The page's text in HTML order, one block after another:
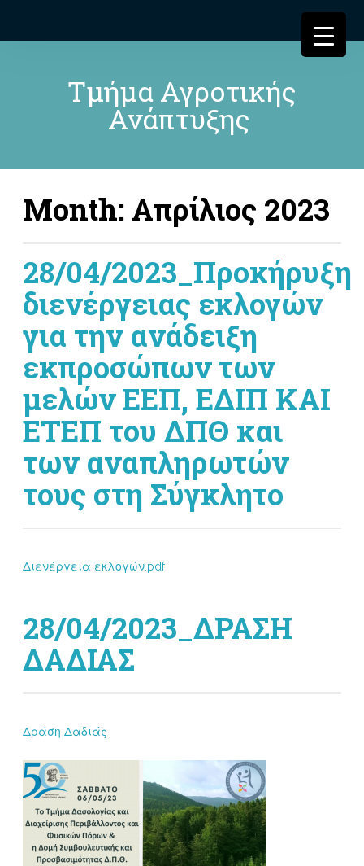
Τμήμα Αγροτικής
Ανάπτυξης
Month: Απρίλιος 2023
28/04/2023_Προκήρυξη
διενέργειας εκλογών
για την ανάδειξη
εκπροσώπων των
μελών ΕΕΠ, ΕΔΙΠ ΚΑΙ
ΕΤΕΠ του ΔΠΘ και
των αναπληρωτών
τους στη Σύγκλητο
Διενέργεια εκλογών.pdf
28/04/2023_ΔΡΑΣΗ
ΔΑΔΙΑΣ
Δράση Δαδιάς